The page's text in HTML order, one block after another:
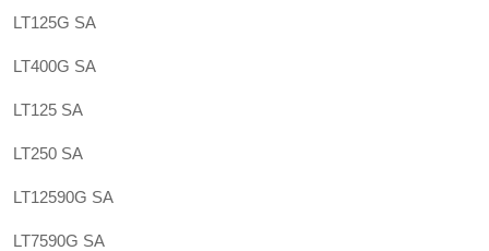
LT125G SA
LT400G SA
LT125 SA
LT250 SA
LT12590G SA
LT7590G SA